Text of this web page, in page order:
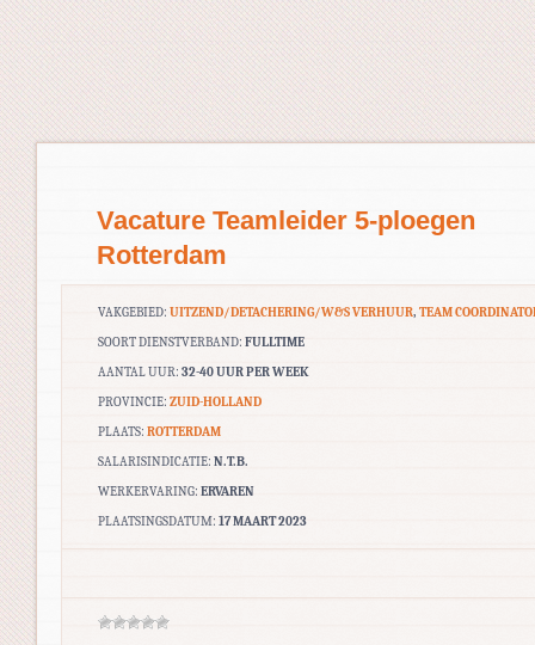
Vacature Teamleider 5-ploegen
Rotterdam
VAKGEBIED: UITZEND/DETACHERING/W&S VERHUUR, TEAM
SOORT DIENSTVERBAND: FULLTIME
AANTAL UUR: 32-40 UUR PER WEEK
PROVINCIE: ZUID-HOLLAND
PLAATS: ROTTERDAM
SALARISINDICATIE: N.T.B.
WERKERVARING: ERVAREN
PLAATSINGSDATUM: 17 MAART 2023